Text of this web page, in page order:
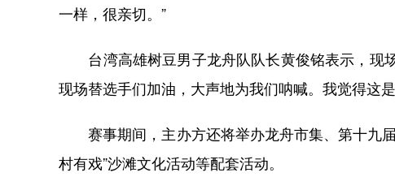
一样，很亲切。”
台湾高雄树豆男子龙舟队队长黄俊铭表示，现场
现场替选手们加油，大声地为我们呐喊。我觉得这是
赛事期间，主办方还将举办龙舟市集、第十九届
村有戏”沙滩文化活动等配套活动。